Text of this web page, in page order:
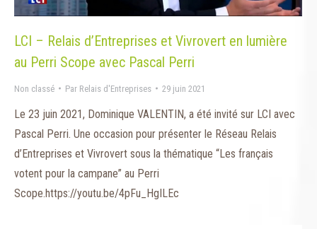
LCI – Relais d’Entreprises et Vivrovert en lumière
au Perri Scope avec Pascal Perri
Non classé Par Relais d'Entreprises 29 juin 2021
Le 23 juin 2021, Dominique VALENTIN, a été invité sur LCI avec
Pascal Perri. Une occasion pour présenter le Réseau Relais
d’Entreprises et Vivrovert sous la thématique “Les français
votent pour la campane” au Perri
Scope.https://youtu.be/4pFu_HgILEc